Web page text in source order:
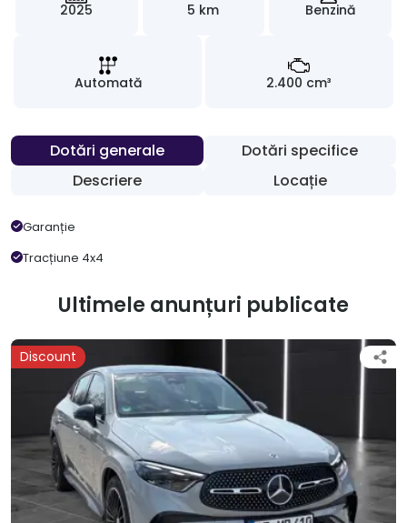
2025 5 km Benzină
Automată 2.400 cm³
Dotări generale
Dotări specifice
Descriere
Locație
Garanție
Tracțiune 4x4
Ultimele anunțuri publicate
Discount